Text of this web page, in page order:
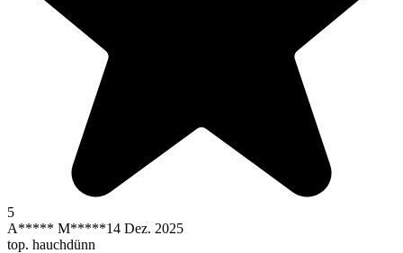
5
A***** M*****14 Dez. 2025
top. hauchdünn